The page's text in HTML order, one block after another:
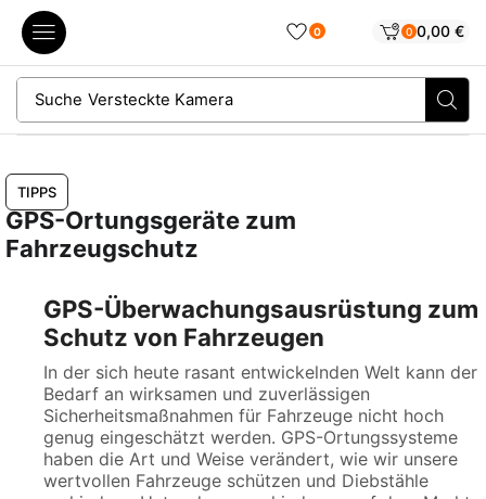
0 0 0,00 €
Suche Versteckte Kamera
TIPPS
GPS-Ortungsgeräte zum
Fahrzeugschutz
GPS-Überwachungsausrüstung zum
Schutz von Fahrzeugen
In der sich heute rasant entwickelnden Welt kann der
Bedarf an wirksamen und zuverlässigen
Sicherheitsmaßnahmen für Fahrzeuge nicht hoch
genug eingeschätzt werden. GPS-Ortungssysteme
haben die Art und Weise verändert, wie wir unsere
wertvollen Fahrzeuge schützen und Diebstähle